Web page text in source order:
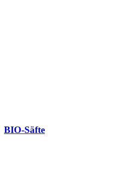
BIO-Säfte